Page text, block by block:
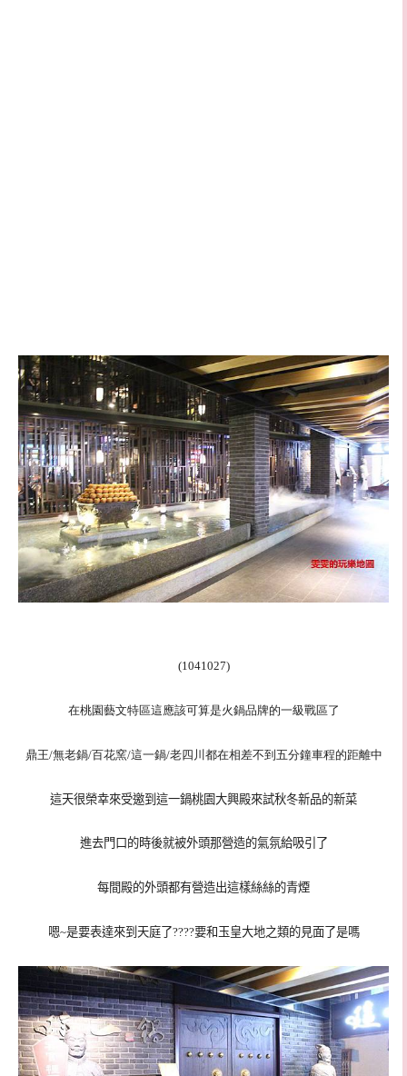
(1041027)
在桃園藝文特區這應該可算是火鍋品牌的一級戰區了
鼎王/無老鍋/百花窯/這一鍋/老四川都在相差不到五分鐘車程的距離中
這天很榮幸來受邀到這一鍋桃園大興殿來試秋冬新品的新菜
進去門口的時後就被外頭那營造的氣氛給吸引了
每間殿的外頭都有營造出這樣絲絲的青煙
嗯~是要表達來到天庭了????要和玉皇大地之類的見面了是嗎